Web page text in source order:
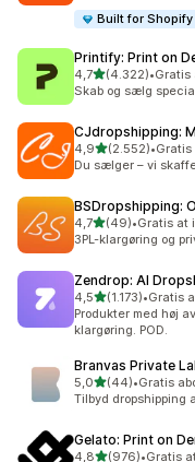
Built for Shopify
Printify: Print on
4,7ud af 5 stjerner
(4.322)
4322 anmeldelser i
•Gratis
Skab og sælg
CJdropshipping:
4,9ud af 5 stjerner
(2.552)
2552 anmeldelser i
•
Du sælger – vi
BSDropshipping:
4,7ud af 5 stjerner
(49)
49 anmeldelser i alt
•Gratis at
3PL-klargøring og
Zendrop: AI
4,5ud af 5 stjerner
(1.173)
1173 anmeldelser i
•Gratis
Produkter med høj
klargøring. POD.
Branvas Private
5,0ud af 5 stjerner
(44)
44 anmeldelser i alt
•Gratis
Tilbyd dropshipping
Gelato: Print on
4,8ud af 5 stjerner
(976)•Gratis